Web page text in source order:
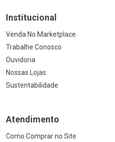
Institucional
Venda No Marketplace
Trabalhe Conosco
Ouvidoria
Nossas Lojas
Sustentabilidade
Atendimento
Como Comprar no Site